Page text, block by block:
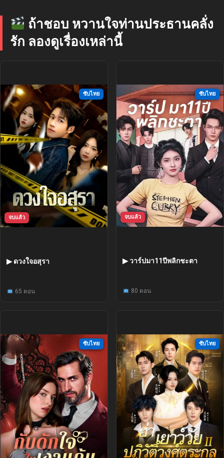
ถ้าชอบ หวานใจท่านประธานคลั่ง
รัก ลองดูเรื่องเหล่านี้
ซับไทย
จบแล้ว
▶ ดวงใจอสุรา
65 ตอน
ซับไทย
จบแล้ว
▶ วาร์ปมา11ปีพลิกชะตา
80 ตอน
ซับไทย ซับไทย